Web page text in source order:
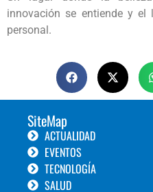
innovación se entiende y el
personal.
SiteMap
ACTUALIDAD
EVENTOS
TECNOLOGÍA
SALUD